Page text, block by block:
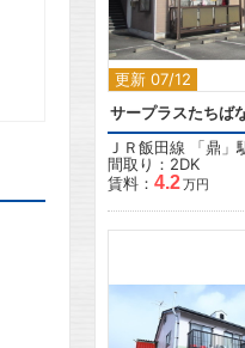
更新 07/12
サープラスたちば
ＪＲ飯田線 「鼎 」
間取り：2DK
賃料： 4.2万円